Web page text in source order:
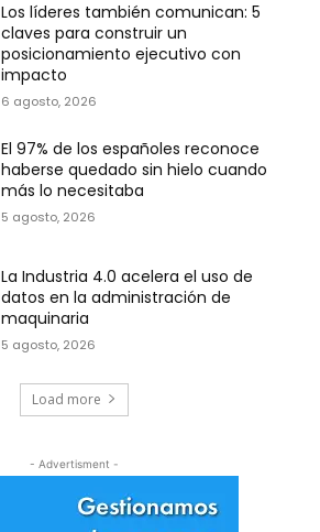
Los líderes también comunican: 5
claves para construir un
posicionamiento ejecutivo con
impacto
6 agosto, 2026
El 97% de los españoles reconoce
haberse quedado sin hielo cuando
más lo necesitaba
5 agosto, 2026
La Industria 4.0 acelera el uso de
datos en la administración de
maquinaria
5 agosto, 2026
Load more
- Advertisment -